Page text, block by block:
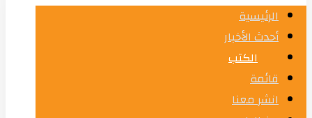
الرئيسية
أحدث الأخبار
الكتب
قائمة
انشر معنا